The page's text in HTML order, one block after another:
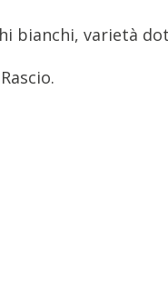
bianchi, varietà